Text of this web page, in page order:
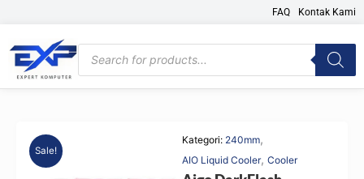
content
FAQ Kontak Kami
Products
search
Sale!
Kategori: 240mm,
AIO Liquid Cooler, Cooler